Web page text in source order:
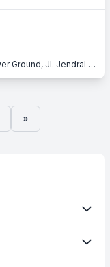
Tang City (Tangerang City) Mall, Lantai Lower Ground, Jl. Jendral Sudirman No. 1, Kota Tangerang, Tangerang, Banten
»